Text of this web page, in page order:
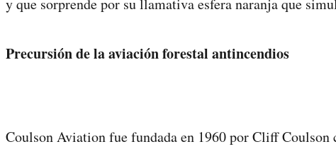
Precursión de la aviación forestal antincendios
Coulson Aviation fue fundada en 1960 por Cliff Coulson